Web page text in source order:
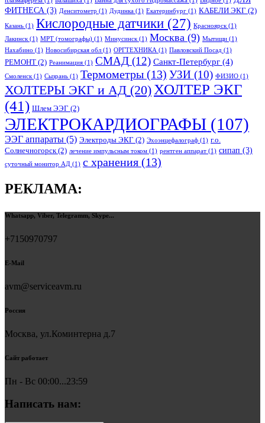
ФИТНЕСА (3) Денситометр (1) Дудинка (1) Екатеринбург (1) КАБЕЛИ ЭКГ (2)
Казань (1) Кислородные датчики (27) Красноярск (1)
Лакинск (1) МРТ (томографы) (1) Минусинск (1) Москва (9) Мытищи (1)
Нахабино (1) Новосибирская обл (1) ОРГТЕХНИКА (1) Павловский Посад (1)
РЕМОНТ (2) Реанимация (1) СМАД (12) Санкт-Петербург (4)
Смоленск (1) Сызрань (1) Термометры (13) УЗИ (10) ФИЗИО (1)
ХОЛТЕРЫ ЭКГ и АД (20) ХОЛТЕР ЭКГ
(41) Шлем ЭЭГ (2)
ЭЛЕКТРОКАРДИОГРАФЫ (107)
ЭЭГ аппараты (5) Электроды ЭКГ (2) Эхоэнцефалограф (1) г.о.
Солнечногорск(2) лечение импульсным током (1) рентген аппарат (1) сипап (3)
суточный монитор АД (1) с хранения (13)
РЕКЛАМА:
Whatsapp, Viber, Telegramm, Skype...
+7150970797
E-Mail
avm@serviceavm.ru
Россия
Москва, ул.Коминтерна д.7
Сайт работает
Пн - Вс 00:00...23:59
Написать нам: